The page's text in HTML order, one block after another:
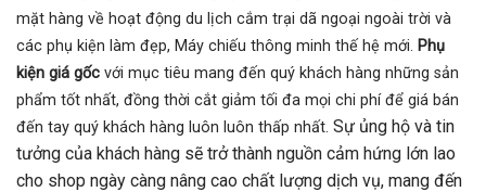
mặt hàng về hoạt động du lịch cắm trại dã ngoại ngoài trời và
các phụ kiện làm đẹp, Máy chiếu thông minh thế hệ mới. Phụ
kiện giá gốc với mục tiêu mang đến quý khách hàng những sản
phẩm tốt nhất, đồng thời cắt giảm tối đa mọi chi phí để giá bán
đến tay quý khách hàng luôn luôn thấp nhất. Sự ủng hộ và tin
tưởng của khách hàng sẽ trở thành nguồn cảm hứng lớn lao
cho shop ngày càng nâng cao chất lượng dịch vụ, mang đến